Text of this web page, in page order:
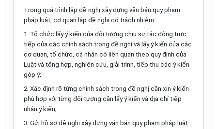
Trong quá trình ập đề nghị xây dựng văn bản quy phạm
pháp luật, cơ quan lập đề nghị có trách nhiệm:
1. Tổ chức lấy ý kiến của đối tượng chịu sự tác động trực
tiếp của các chính sách trong đề nghị và lấy ý kiến của các
cơ quan, tổ chức, cá nhân có liên quan theo quy định của
Luật và tổng hợp, nghiên cứu, giải trình, tiếp thu các ý kiến
góp ý;
2. Xác định rõ từng chính sách trong đề nghị cần xin ý kiến
phù hợp với từng đối tượng cần lấy ý kiến và địa chỉ tiếp
nhận ý kiến;
3. Gửi hồ sơ đề nghị xây dựng văn bản quy phạm pháp luật